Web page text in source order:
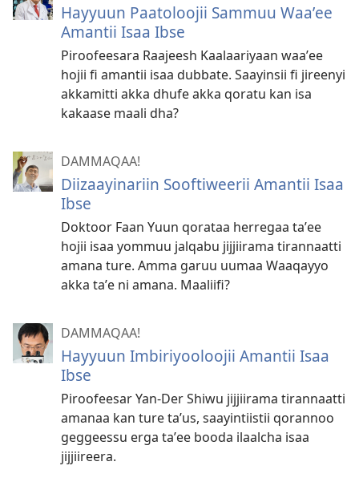
Hayyuun Paatoloojii Sammuu Waaʼee
Amantii Isaa Ibse
Piroofeesara Raajeesh Kaalaariyaan waaʼee
hojii fi amantii isaa dubbate. Saayinsii fi jireenyi
akkamitti akka dhufe akka qoratu kan isa
kakaase maali dha?
DAMMAQAA!
Diizaayinariin Sooftiweerii Amantii Isaa
Ibse
Doktoor Faan Yuun qorataa herregaa taʼee
hojii isaa yommuu jalqabu jijjiirama tirannaatti
amana ture. Amma garuu uumaa Waaqayyo
akka taʼe ni amana. Maaliifi?
DAMMAQAA!
Hayyuun Imbiriyooloojii Amantii Isaa
Ibse
Piroofeesar Yan-Der Shiwu jijjiirama tirannaatti
amanaa kan ture taʼus, saayintiistii qorannoo
geggeessu erga taʼee booda ilaalcha isaa
jijjiireera.